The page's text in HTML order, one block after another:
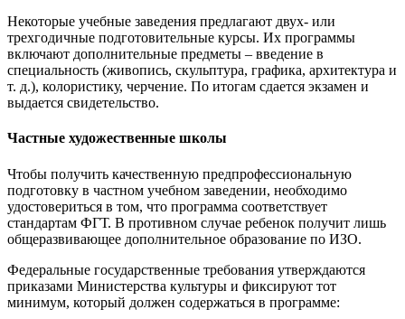
Некоторые учебные заведения предлагают двух- или
трехгодичные подготовительные курсы. Их программы
включают дополнительные предметы – введение в
специальность (живопись, скульптура, графика, архитектура и
т. д.), колористику, черчение. По итогам сдается экзамен и
выдается свидетельство.
Частные художественные школы
Чтобы получить качественную предпрофессиональную
подготовку в частном учебном заведении, необходимо
удостовериться в том, что программа соответствует
стандартам ФГТ. В противном случае ребенок получит лишь
общеразвивающее дополнительное образование по ИЗО.
Федеральные государственные требования утверждаются
приказами Министерства культуры и фиксируют тот
минимум, который должен содержаться в программе: